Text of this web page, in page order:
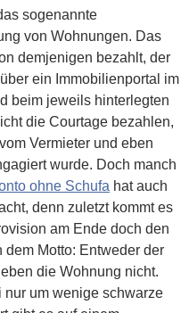
sogenannte
von Wohnungen. Das
demjenigen bezahlt, der
ein Immobilienportal im
beim jeweils hinterlegten
die Courtage bezahlen,
Vermieter und eben
wurde. Doch manch
ohne Schufa hat auch
denn zuletzt kommt es
am Ende doch den
dem Motto: Entweder der
die Wohnung nicht.
um wenige schwarze